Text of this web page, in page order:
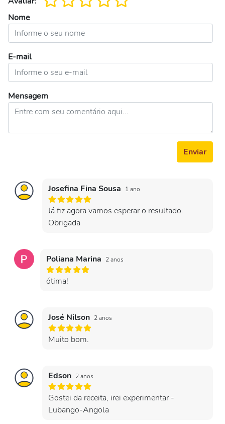
Nome
E-mail
Mensagem
Enviar
Josefina Fina Sousa 1 ano
Já fiz agora vamos esperar o resultado.
Obrigada
Poliana Marina 2 anos
ótima!
José Nilson 2 anos
Muito bom.
Edson 2 anos
Gostei da receita, irei experimentar -
Lubango-Angola